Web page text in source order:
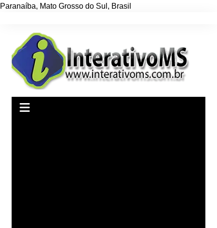
Paranaíba, Mato Grosso do Sul , Brasil
conteúdo